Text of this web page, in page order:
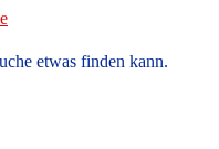
etwas finden kann.
und für kranke Kinder und